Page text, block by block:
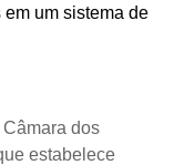
um sistema de
dos
estabelece